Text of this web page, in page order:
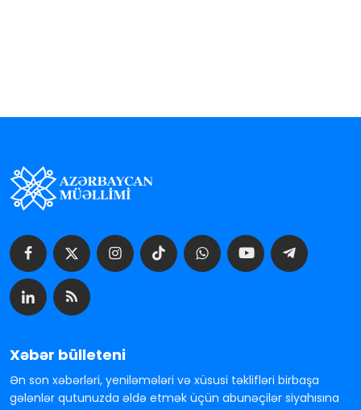
Xəbər bülleteni
Ən son xəbərləri, yeniləmələri və xüsusi təklifləri birbaşa
gələnlər qutunuzda əldə etmək üçün abunəçilər siyahısına